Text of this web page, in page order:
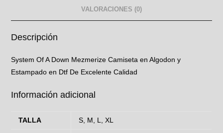
VALORACIONES (0)
Descripción
System Of A Down Mezmerize Camiseta en Algodon y
Estampado en Dtf De Excelente Calidad
Información adicional
TALLA S, M, L, XL